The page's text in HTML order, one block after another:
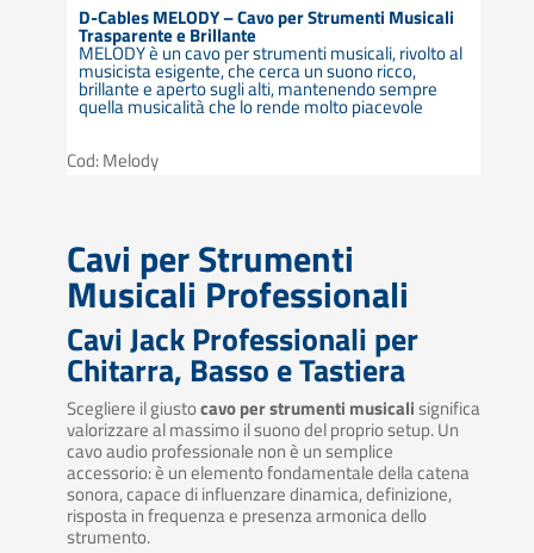
D-Cables MELODY – Cavo per Strumenti Musicali
Trasparente e Brillante
MELODY è un cavo per strumenti musicali, rivolto al
musicista esigente, che cerca un suono ricco,
brillante e aperto sugli alti, mantenendo sempre
quella musicalità che lo rende molto piacevole
Cod: Melody
Cavi per Strumenti
Musicali Professionali
Cavi Jack Professionali per
Chitarra, Basso e Tastiera
Scegliere il giustocavo per strumenti musicalisignifica
valorizzare al massimo il suono del proprio setup. Un
cavo audio professionale non è un semplice
accessorio: è un elemento fondamentale della catena
sonora, capace di influenzare dinamica, definizione,
risposta in frequenza e presenza armonica dello
strumento.